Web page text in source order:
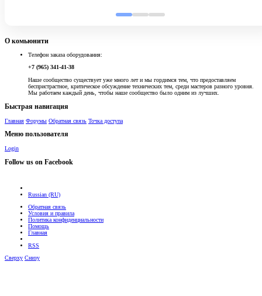
О комьюнити
Телефон заказа оборудования:
+7 (965) 341-41-38
Наше сообщество существует уже много лет и мы гордимся тем, что предоставляем
беспристрастное, критическое обсуждение технических тем, среди мастеров разного уровня.
Мы работаем каждый день, чтобы наше сообщество было одним из лучших.
Быстрая навигация
Главная Форумы Обратная связь Точка доступа
Меню пользователя
Login
Follow us on Facebook
Russian (RU)
Обратная связь
Условия и правила
Политика конфиденциальности
Помощь
Главная
RSS
Сверху Снизу